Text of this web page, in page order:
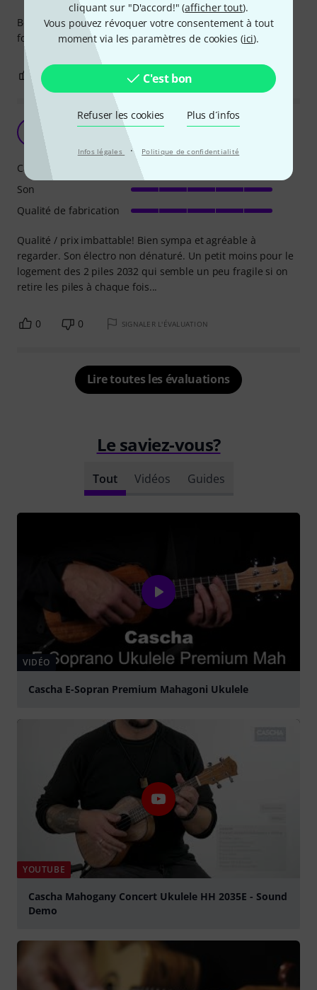
cliquant sur "D'accord!" (afficher tout).
Vous pouvez révoquer votre consentement à tout
moment via les paramètres de cookies (ici).
C'est bon
Refuser les cookies Plus d´infos
Infos légales · Politique de confidentialité
Belles matières, belles finitions, bon son et accessoires
fournis. Bref, un rapport qualité prix imbattable.
SIGNALER L'ÉVALUATION
Danyblues 11.10.2023
Qualité / prix imbattable! Bien sympa et agréable à
regarder. Son électro non dénaturé. Un petit moins pour le
logement des 2 piles 2032 qui semble un peu fragile si on
retire les piles à chaque fois...
Caractéristiques
Son
Qualité de fabrication
0 0 SIGNALER L'ÉVALUATION
Lire toutes les évaluations
Le saviez-vous?
Tout Vidéos Guides
VIDÉO
Cascha E-Sopran Premium Mahagoni Ukulele
YOUTUBE
Cascha Mahogany Concert Ukulele HH 2035E - Sound
Demo